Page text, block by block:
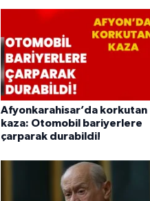
Afyonkarahisar’da korkutan
kaza: Otomobil bariyerlere
çarparak durabildi!